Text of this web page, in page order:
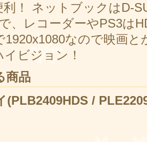
！ ネットブックはD-
、レコーダーやPS3は
1920x1080なので映画
ビジョン！
商品
(PLB2409HDS /